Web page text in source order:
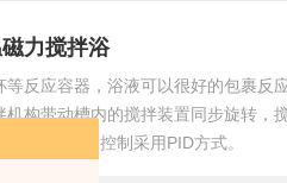
力搅拌浴
反应容器，浴液可以很好的包裹反
构带动槽内的搅拌装置同步旋转，
机驱动;温度控制采用PID方式。